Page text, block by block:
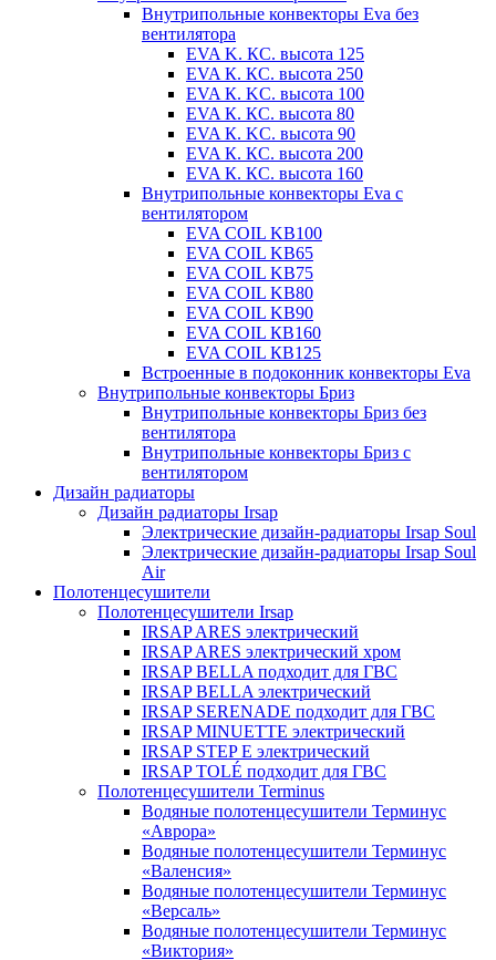
Внутрипольные конвекторы Eva без
вентилятора
EVA K. КС. высота 125
EVA К. КС. высота 250
EVA К. KС. высота 100
EVA К. КС. высота 80
EVA К. KC. высота 90
EVA К. КС. высота 200
EVA К. КС. высота 160
Внутрипольные конвекторы Eva с
вентилятором
EVA COIL KB100
EVA COIL KB65
EVA COIL KB75
EVA COIL KB80
EVA COIL KB90
EVA COIL КВ160
EVA COIL КВ125
Встроенные в подоконник конвекторы Eva
Внутрипольные конвекторы Бриз
Внутрипольные конвекторы Бриз без
вентилятора
Внутрипольные конвекторы Бриз с
вентилятором
Дизайн радиаторы
Дизайн радиаторы Irsap
Электрические дизайн-радиаторы Irsap Soul
Электрические дизайн-радиаторы Irsap Soul
Air
Полотенцесушители
Полотенцесушители Irsap
IRSAP ARES электрический
IRSAP ARES электрический хром
IRSAP BELLA подходит для ГВС
IRSAP BELLA электрический
IRSAP SERENADE подходит для ГВС
IRSAP MINUETTE электрический
IRSAP STEP E электрический
IRSAP TOLÉ подходит для ГВС
Полотенцесушители Terminus
Водяные полотенцесушители Терминус
«Аврора»
Водяные полотенцесушители Терминус
«Валенсия»
Водяные полотенцесушители Терминус
«Версаль»
Водяные полотенцесушители Терминус
«Виктория»